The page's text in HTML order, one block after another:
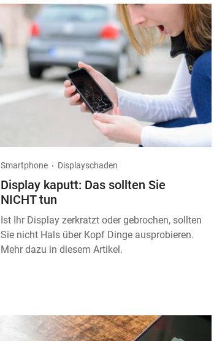
Smartphone Displayschaden
Display kaputt: Das sollten Sie
NICHT tun
Ist Ihr Display zerkratzt oder gebrochen, sollten
Sie nicht Hals über Kopf Dinge ausprobieren.
Mehr dazu in diesem Artikel.